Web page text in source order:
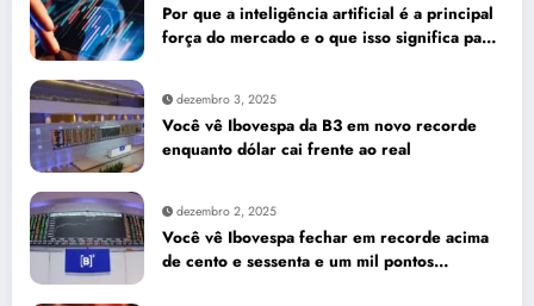
Por que a inteligência artificial é a principal
força do mercado e o que isso significa para
dezembro 3, 2025
Você vê Ibovespa da B3 em novo recorde
enquanto dólar cai frente ao real
dezembro 2, 2025
Você vê Ibovespa fechar em recorde acima
de cento e sessenta e um mil pontos